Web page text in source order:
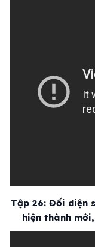
Tập 26: Đối diện
hiện thành